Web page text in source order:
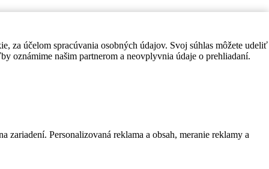
za účelom spracúvania osobných údajov. Svoj súhlas môžete udeliť
oznámime našim partnerom a neovplyvnia údaje o prehliadaní.
Personalizovaná reklama a obsah, meranie reklamy a